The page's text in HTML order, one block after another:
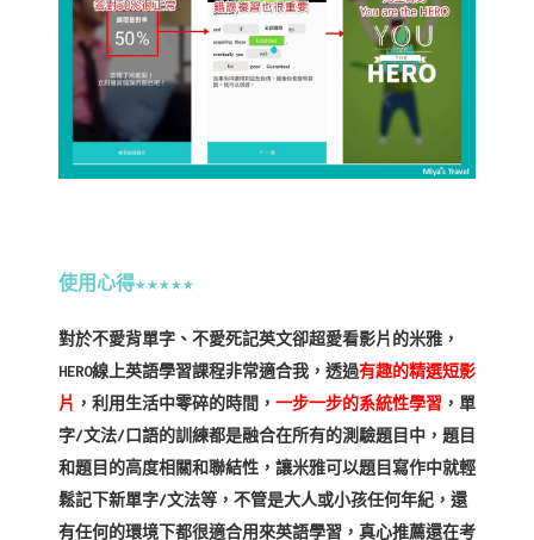
使用心得★★★★★
對於不愛背單字、不愛死記英文卻超愛看影片的米雅，
HERO線上英語學習課程非常適合我，透過有趣的精選短影
片 ，利用生活中零碎的時間， 一步一步的系統性學習 ，單
字/文法/口語的訓練都是融合在所有的測驗題目中，題目
和題目的高度相關和聯結性，讓米雅可以題目寫作中就輕
鬆記下新單字/文法等，不管是大人或小孩任何年紀，還
有任何的環境下都很適合用來英語學習，真心推薦還在考